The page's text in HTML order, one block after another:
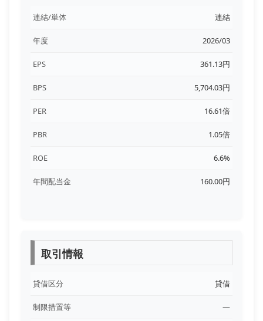
連結/単体 連結
年度 2026/03
EPS 361.13円
BPS 5,704.03円
PER 16.61倍
PBR 1.05倍
ROE 6.6%
年間配当金 160.00円
取引情報
貸借区分 貸借
制限措置等 ―